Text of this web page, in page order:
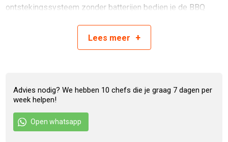
ontstekingssysteem zonder batterijen bedien je de BBQ
zwenkwielen zorgen ervoor dat je het toestel eenvoudig
verplaatst of opbergt als dat nodig is.
20,7 kW
Totaal grilloppervlak van 4574 cm²
Hoofdgrilloppervlak van 60×46 cm (26 hamburgers)
Lees meer +
Advies nodig? We hebben 10 chefs die je graag 7 dagen per
week helpen!
Open whatsapp